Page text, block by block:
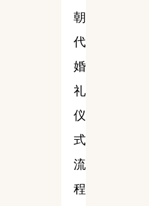
朝
代
婚
礼
仪
式
流
程